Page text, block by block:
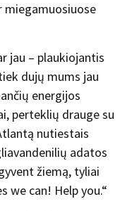
miegamuosiuose
jau – plaukiojantis
dujų mums jau
energijos
perteklių drauge su
nutiestais
adatos
žiemą, tyliai
we can! Help you.“